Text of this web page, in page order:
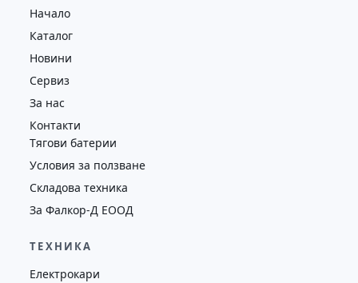
4352
Начало
Каталог
Новини
Сервиз
За нас
Контакти
Тягови батерии
Условия за ползване
Складова техника
За Фалкор-Д ЕООД
ТЕХНИКА
Електрокари